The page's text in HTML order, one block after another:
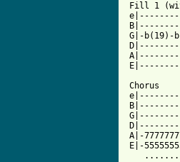
Fill 1
G|-b(19)-
Chorus
A|-
E|-